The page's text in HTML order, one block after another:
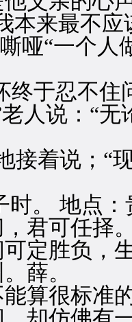
来最不应
哑“一个
于忍不住
说：“无
着说；“现
。 地点：
君可任择
胜负，
薛。
很标准的